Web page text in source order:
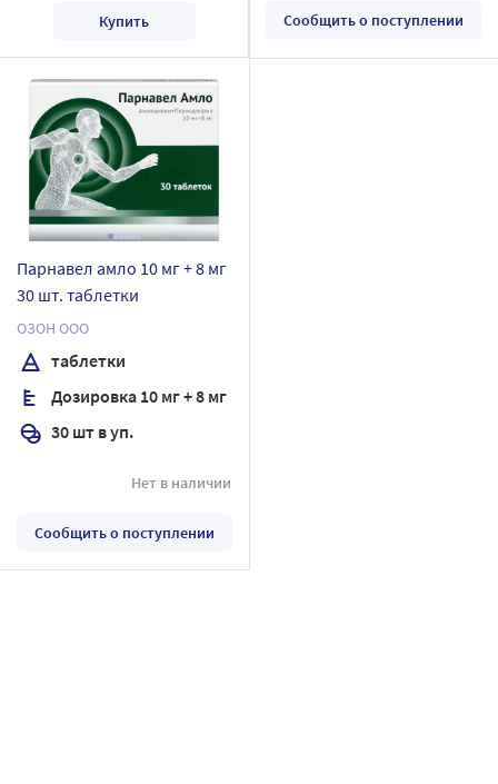
Купить Сообщить о поступлении
Парнавел амло 10 мг + 8 мг
30 шт. таблетки
ОЗОН ООО
таблетки
Дозировка 10 мг + 8 мг
30 шт в уп.
Нет в наличии
Сообщить о поступлении